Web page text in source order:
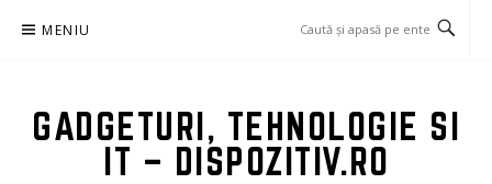
MENIU
GADGETURI, TEHNOLOGIE SI
IT – DISPOZITIV.RO